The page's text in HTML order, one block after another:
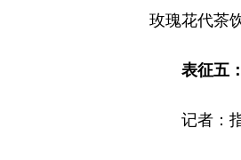
玫瑰花代茶饮
表征五
记者：